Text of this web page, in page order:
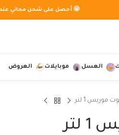
🤩 أحصل على شحن مجاني عند عمل طلب
العسل موبايلات العروض
موريس 1 لتر
لتر